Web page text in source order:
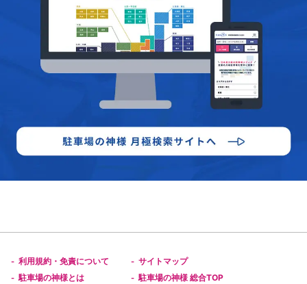
- 利用規約・免責について - サイトマップ
- 駐車場の神様とは - 駐車場の神様 総合TOP